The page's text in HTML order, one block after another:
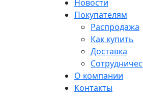
Новости
Покупателям
Распродажа
Как купить
Доставка
О компании
Контакты